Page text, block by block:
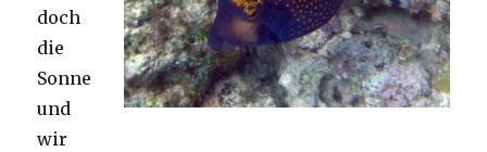
doch
die
Sonne
und
wir